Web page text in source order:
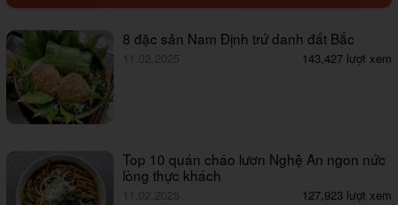
8 đặc sản Nam Định trứ danh đất Bắc
11.02.2025 143,427 lượt xem
Top 10 quán cháo lươn Nghệ An ngon nức
lòng thực khách
11.02.2025 127,923 lượt xem